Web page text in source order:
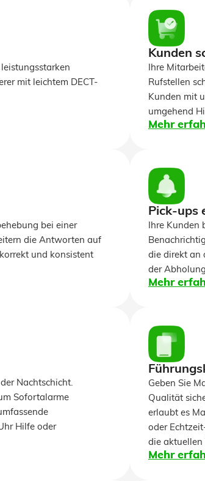
mit leichtem DECT-
Kunden
Ihre
Rufstellen
Kunden mit
umgehend
Mehr
bei einer
die Antworten auf
und konsistent
Pick-ups
Ihre
die direkt an
der
Mehr
Nachtschicht.
Sofortalarme
Hilfe oder
Geben Sie
Qualität
erlaubt es
oder
die aktuellen
Mehr